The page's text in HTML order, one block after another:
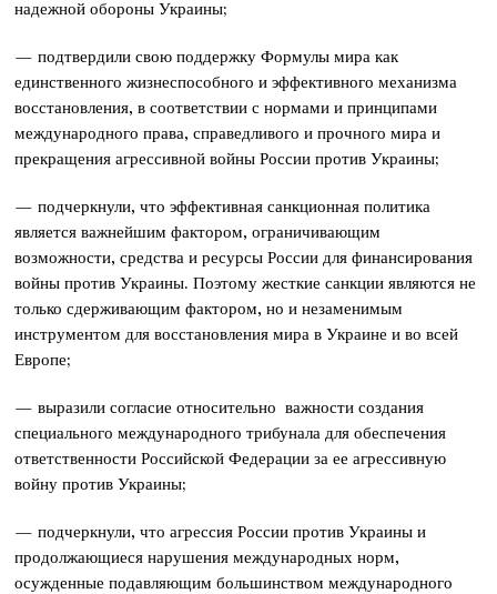
надежной обороны Украины;
— подтвердили свою поддержку Формулы мира как
единственного жизнеспособного и эффективного механизма
восстановления, в соответствии с нормами и принципами
международного права, справедливого и прочного мира и
прекращения агрессивной войны России против Украины;
— подчеркнули, что эффективная санкционная политика
является важнейшим фактором, ограничивающим
возможности, средства и ресурсы России для финансирования
войны против Украины. Поэтому жесткие санкции являются не
только сдерживающим фактором, но и незаменимым
инструментом для восстановления мира в Украине и во всей
Европе;
— выразили согласие относительно важности создания
специального международного трибунала для обеспечения
ответственности Российской Федерации за ее агрессивную
войну против Украины;
— подчеркнули, что агрессия России против Украины и
продолжающиеся нарушения международных норм,
осужденные подавляющим большинством международного